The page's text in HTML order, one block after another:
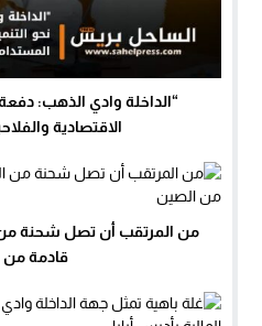
“الداخلة وادي الذهب: دفعة
الاقتصادية
من المرتقب أن تصل شحنة من
قادمة من